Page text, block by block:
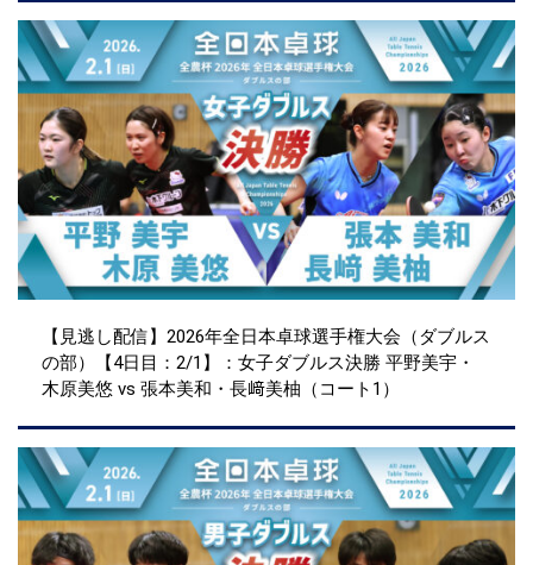
【見逃し配信】2026年全日本卓球選手権大会（ダブルス
の部）【4日目：2/1】：女子ダブルス決勝 平野美宇・
木原美悠 vs 張本美和・長﨑美柚（コート1）